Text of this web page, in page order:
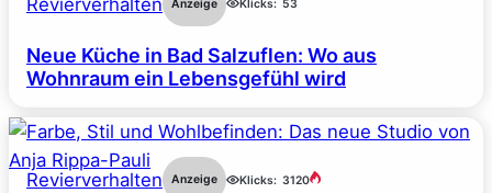
Anzeige Klicks: 53
Neue Küche in Bad Salzuflen: Wo aus
Wohnraum ein Lebensgefühl wird
Revierverhalten Anzeige Klicks: 3120